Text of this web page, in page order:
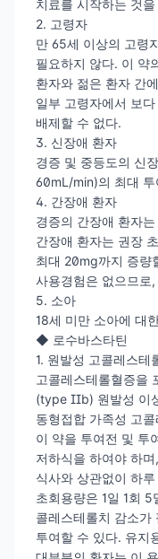
치료를 시작하는 것
2. 고령자
만 65세 이상의 고령
필요하지 않다. 이 약
환자와 젊은 환자 간
일부 고령자에서 보
배제할 수 없다.
3. 신장애 환자
경증 및 중등도의 신
60mL/min)의 최대 투
4. 간장애 환자
경증의 간장애 환자
간장애 환자는 권장
최대 20mg까지 증량
사용경험은 없으므로
5. 소아
18세 미만 소아에 대
◆ 로수바스타틴
1. 원발성 고콜레스테
고콜레스테롤혈증을
(type IIb) 원발성 이
동형접합 가족성 고
이 약을 투여전 및 투
저하식을 하여야 하
식사와 상관없이 하
초회용량은 1일 1회
콜레스테롤치 감소가
투여할 수 있다. 유지